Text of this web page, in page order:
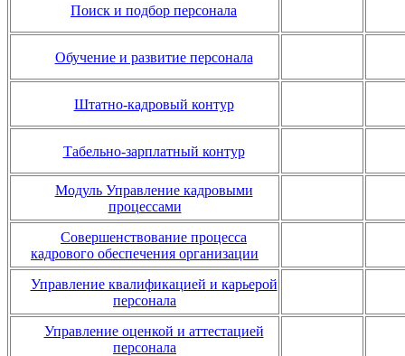
Поиск и подбор персонала
Обучение и развитие персонала
Штатно-кадровый контур
Табельно-зарплатный контур
Модуль Управление кадровыми
процессами
Совершенствование процесса
кадрового обеспечения организации
Управление квалификацией и карьерой
персонала
Управление оценкой и аттестацией
персонала